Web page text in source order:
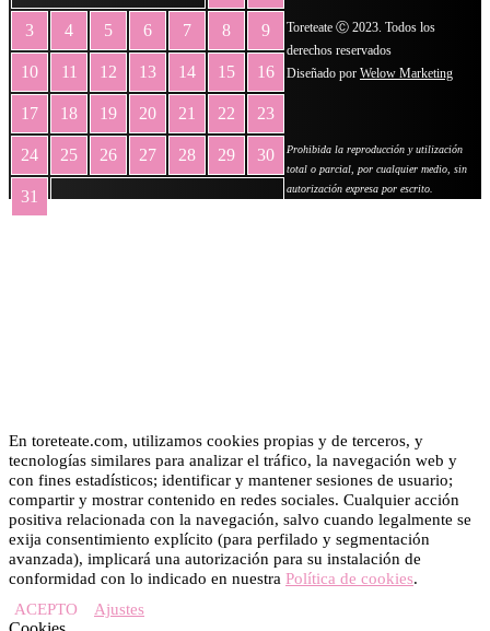
3 4 5 6 7 8 9
10 11 12 13 14 15 16
17 18 19 20 21 22 23
24 25 26 27 28 29 30
31
Toreteate Ⓒ 2023. Todos los
derechos reservados
Diseñado por Welow Marketing
Prohibida la reproducción y utilización
total o parcial, por cualquier medio, sin
autorización expresa por escrito.
En toreteate.com, utilizamos cookies propias y de terceros, y
tecnologías similares para analizar el tráfico, la navegación web y
con fines estadísticos; identificar y mantener sesiones de usuario;
compartir y mostrar contenido en redes sociales. Cualquier acción
positiva relacionada con la navegación, salvo cuando legalmente se
exija consentimiento explícito (para perfilado y segmentación
avanzada), implicará una autorización para su instalación de
conformidad con lo indicado en nuestra Política de cookies.
ACEPTO
Ajustes